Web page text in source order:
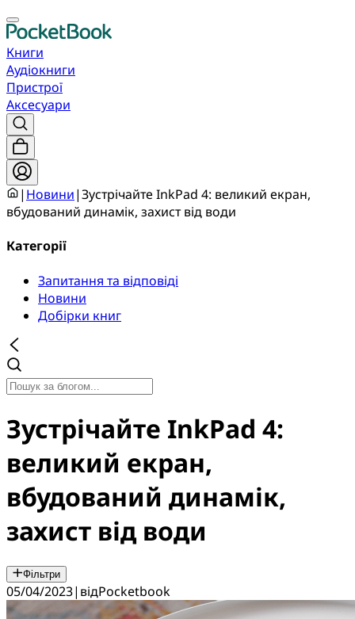
Книги
Аудіокниги
Пристрої
Аксесуари
| Новини|Зустрічайте InkPad 4: великий екран,
вбудований динамік, захист від води
Категорії
Запитання та відповіді
Новини
Добірки книг
Зустрічайте InkPad 4:
великий екран,
вбудований динамік,
захист від води
Фільтри
05/04/2023| відPocketbook